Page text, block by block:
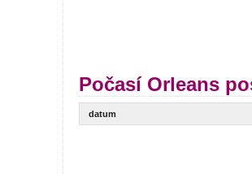
Počasí Orleans
datum